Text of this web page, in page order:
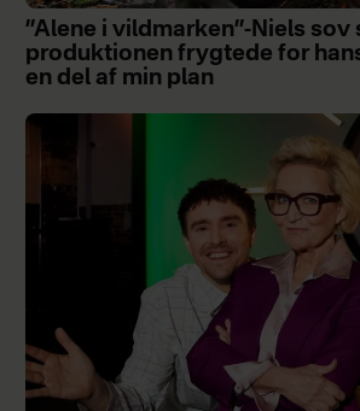
”Alene i vildmarken”-Niels sov
produktionen frygtede for
en del af min plan